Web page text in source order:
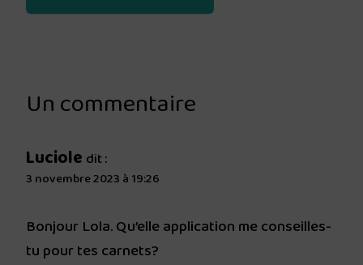
Un commentaire
Luciole dit :
3 novembre 2023 à 19:26
Bonjour Lola. Qu’elle application me conseilles-
tu pour tes carnets?